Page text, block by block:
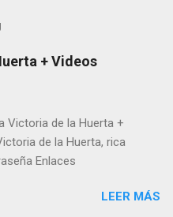
+ Videos
Victoria de la Huerta +
de la Huerta, rica
Enlaces
LEER MÁS